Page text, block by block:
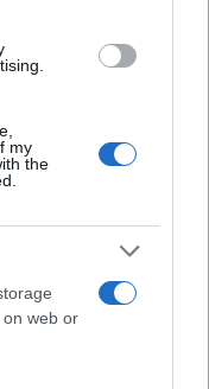
my
the
web or